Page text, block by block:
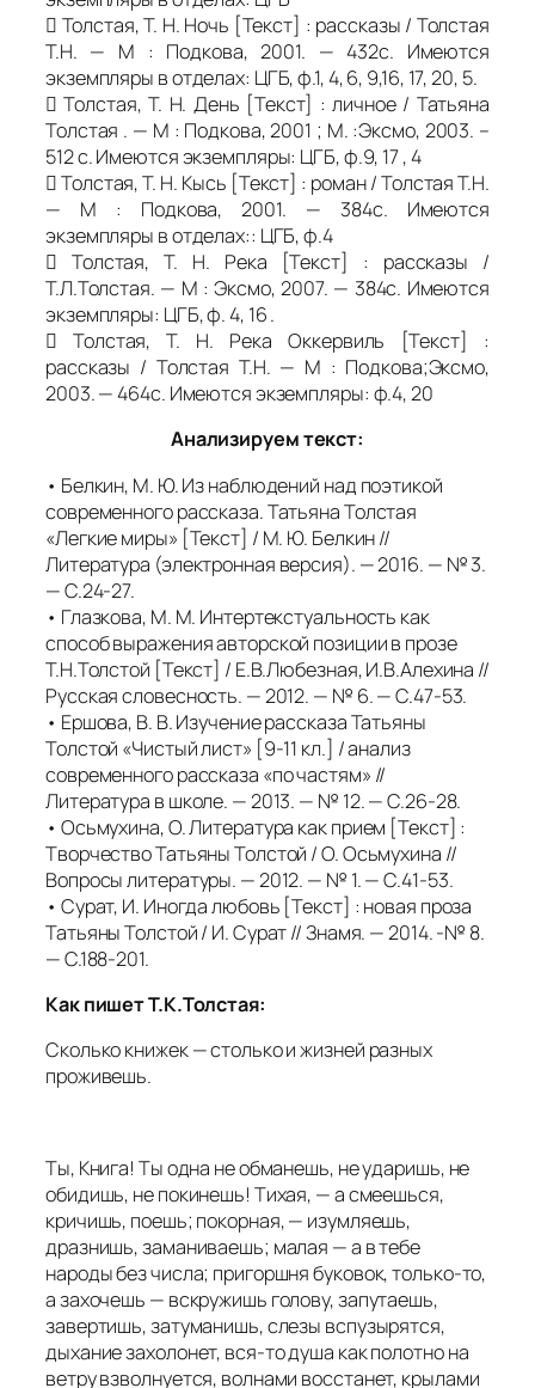
 Толстая, Т. Н. Ночь [Текст] : рассказы / Толстая
Т.Н. — М : Подкова, 2001. — 432с. Имеются
экземпляры в отделах: ЦГБ, ф.1, 4, 6, 9,16, 17, 20, 5.
 Толстая, Т. Н. День [Текст] : личное / Татьяна
Толстая . — М : Подкова, 2001 ; М. :Эксмо, 2003. –
512 с. Имеются экземпляры: ЦГБ, ф.9, 17 , 4
 Толстая, Т. Н. Кысь [Текст] : роман / Толстая Т.Н.
— М : Подкова, 2001. — 384с. Имеются
экземпляры в отделах:: ЦГБ, ф.4
 Толстая, Т. Н. Река [Текст] : рассказы /
Т.Л.Толстая. — М : Эксмо, 2007. — 384с. Имеются
экземпляры: ЦГБ, ф. 4, 16 .
 Толстая, Т. Н. Река Оккервиль [Текст] :
рассказы / Толстая Т.Н. — М : Подкова;Эксмо,
2003. — 464с. Имеются экземпляры: ф.4, 20
Анализируем текст:
• Белкин, М. Ю. Из наблюдений над поэтикой
современного рассказа. Татьяна Толстая
«Легкие миры» [Текст] / М. Ю. Белкин //
Литература (электронная версия). — 2016. — № 3.
— С.24-27.
• Глазкова, М. М. Интертекстуальность как
способ выражения авторской позиции в прозе
Т.Н.Толстой [Текст] / Е.В.Любезная, И.В.Алехина //
Русская словесность. — 2012. — № 6. — С.47-53.
• Ершова, В. В. Изучение рассказа Татьяны
Толстой «Чистый лист» [9-11 кл.] / анализ
современного рассказа «по частям» //
Литература в школе. — 2013. — № 12. — С.26-28.
• Осьмухина, О. Литература как прием [Текст] :
Творчество Татьяны Толстой / О. Осьмухина //
Вопросы литературы. — 2012. — № 1. — С.41-53.
• Сурат, И. Иногда любовь [Текст] : новая проза
Татьяны Толстой / И. Сурат // Знамя. — 2014. -№ 8.
— С.188-201.
Как пишет Т.К.Толстая:
Сколько книжек — столько и жизней разных
проживешь.
Ты, Книга! Ты одна не обманешь, не ударишь, не
обидишь, не покинешь! Тихая, — а смеешься,
кричишь, поешь; покорная, — изумляешь,
дразнишь, заманиваешь; малая — а в тебе
народы без числа; пригоршня буковок, только-то,
а захочешь — вскружишь голову, запутаешь,
завертишь, затуманишь, слезы вспузырятся,
дыхание захолонет, вся-то душа как полотно на
ветру взволнуется, волнами восстанет, крылами